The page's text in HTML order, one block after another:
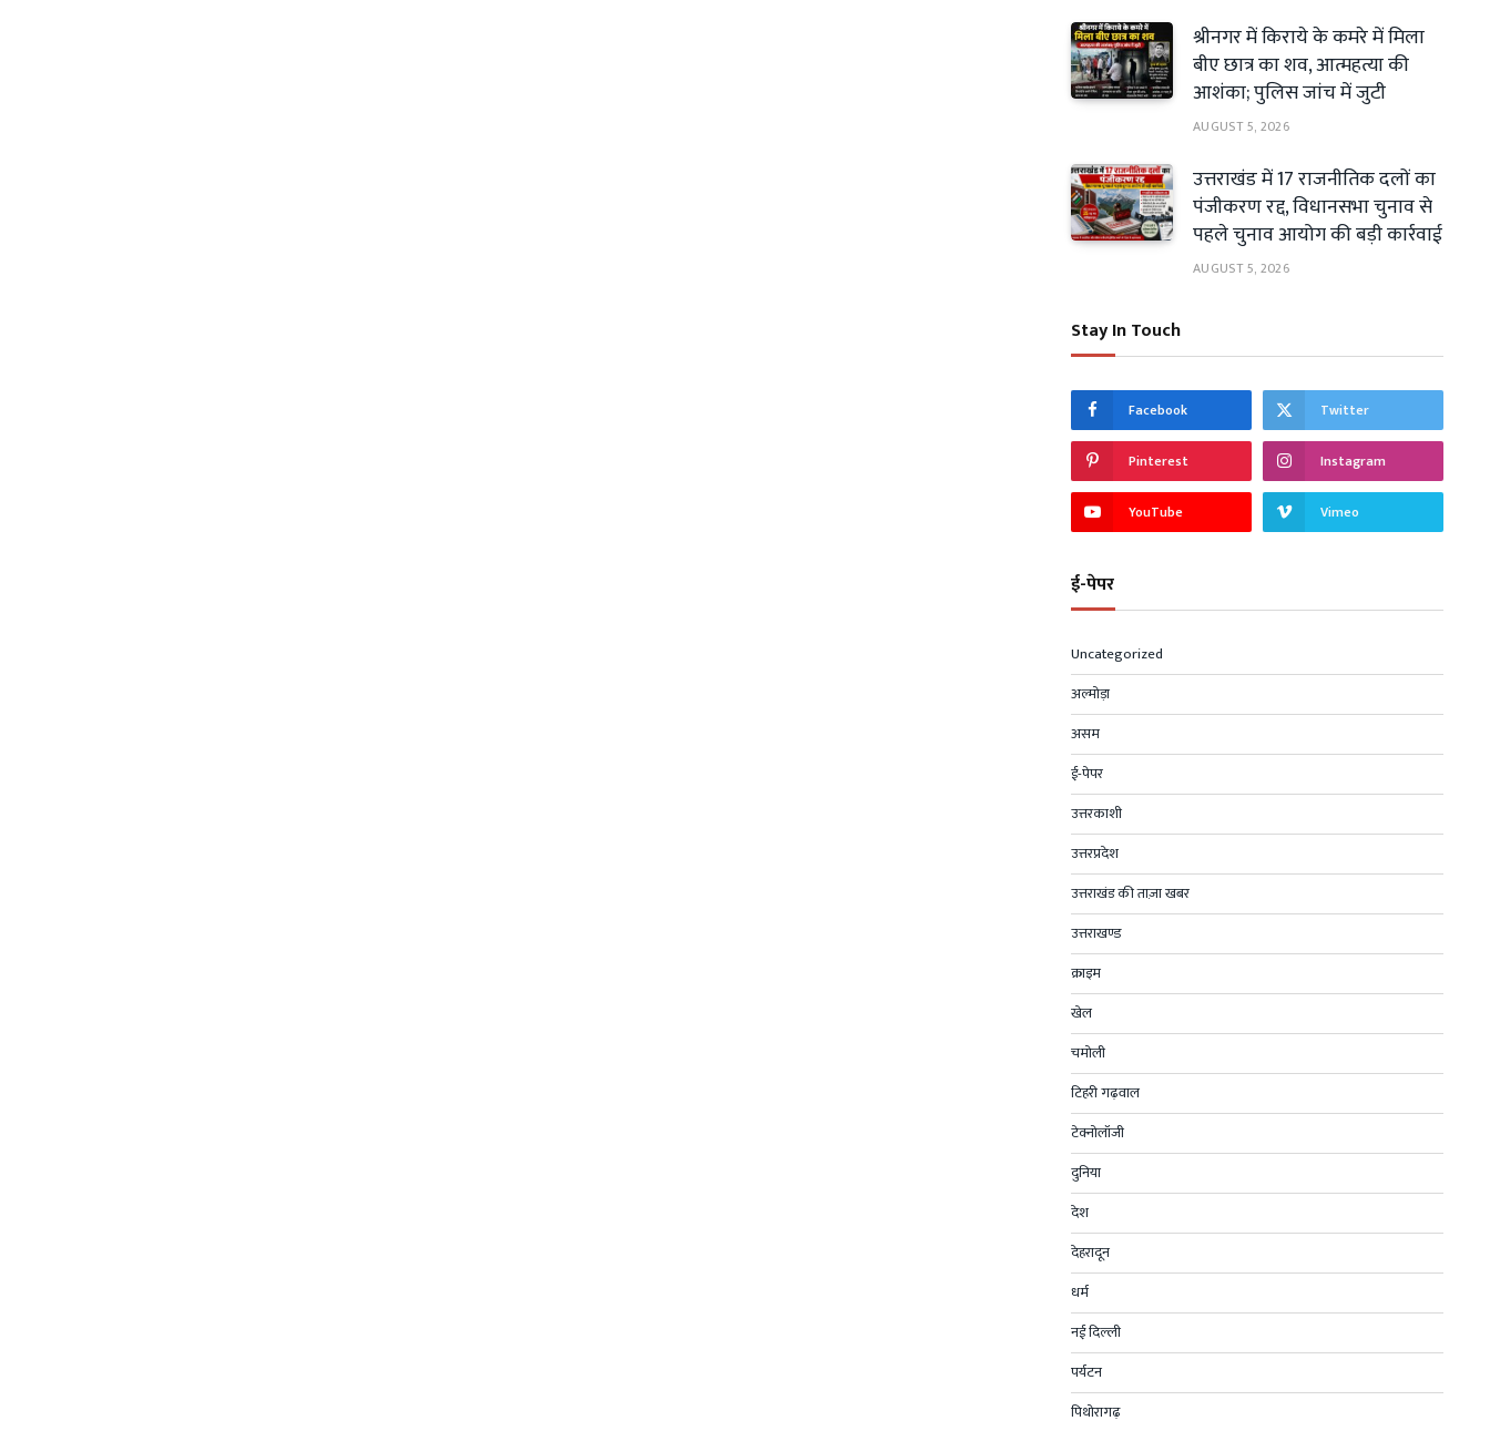
श्रीनगर में किराये के कमरे में मिला
बीए छात्र का शव, आत्महत्या की
आशंका; पुलिस जांच में जुटी
AUGUST 5, 2026
उत्तराखंड में 17 राजनीतिक दलों का
पंजीकरण रद्द, विधानसभा चुनाव से
पहले चुनाव आयोग की बड़ी कार्रवाई
AUGUST 5, 2026
Stay In Touch
Facebook Twitter
Pinterest Instagram
YouTube Vimeo
ई-पेपर
Uncategorized
अल्मोड़ा
असम
ई-पेपर
उत्तरकाशी
उत्तरप्रदेश
उत्तराखंड की ताज़ा खबर
उत्तराखण्ड
क्राइम
खेल
चमोली
टिहरी गढ़वाल
टेक्नोलॉजी
दुनिया
देश
देहरादून
धर्म
नई दिल्ली
पर्यटन
पिथोरागढ़